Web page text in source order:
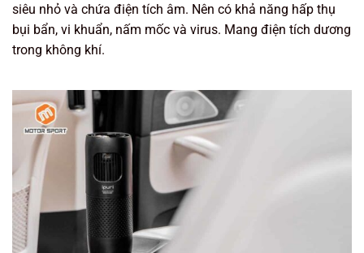
siêu nhỏ và chứa điện tích âm. Nên có khả năng hấp thụ
bụi bẩn, vi khuẩn, nấm mốc và virus. Mang điện tích dương
trong không khí.